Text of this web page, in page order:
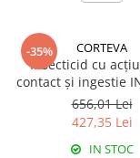
Fungicide
HRIȘCĂ
Insecticide
PELUZE
Insecticide
PEPENE GALBEN
Insecticide
-35% CORTEVA
Insecticid cu
contact și ingestie
656,01 Lei
427,35 Lei
IN STOC